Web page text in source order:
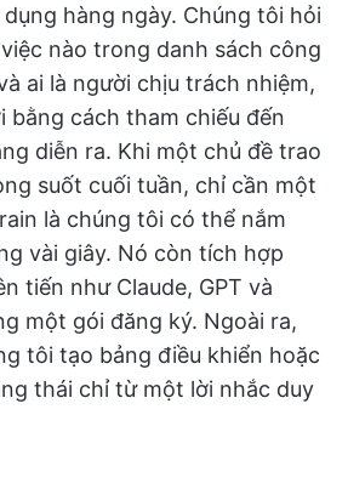
hàng ngày. Chúng tôi hỏi
nào trong danh sách công
ai là người chịu trách nhiệm,
bằng cách tham chiếu đến
diễn ra. Khi một chủ đề trao
suốt cuối tuần, chỉ cần một
là chúng tôi có thể nắm
vài giây. Nó còn tích hợp
tiến như Claude, GPT và
một gói đăng ký. Ngoài ra,
tôi tạo bảng điều khiển hoặc
thái chỉ từ một lời nhắc duy